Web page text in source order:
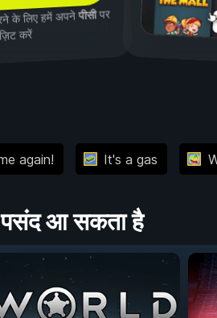
के लिए हमें अपनेपीसीपर
करें
again! It's a gas
आ सकता है